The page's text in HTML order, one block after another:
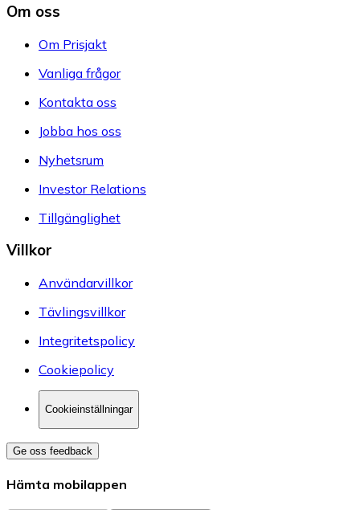
Om oss
Om Prisjakt
Vanliga frågor
Kontakta oss
Jobba hos oss
Nyhetsrum
Investor Relations
Tillgänglighet
Villkor
Användarvillkor
Tävlingsvillkor
Integritetspolicy
Cookiepolicy
Cookieinställningar
Ge oss feedback
Hämta mobilappen